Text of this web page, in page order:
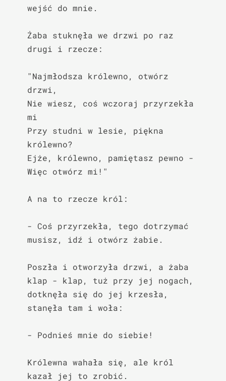
wejść do mnie.
Żaba stuknęła we drzwi po raz
drugi i rzecze:
"Najmłodsza królewno, otwórz
drzwi,
Nie wiesz, coś wczoraj przyrzekła
mi
Przy studni w lesie, piękna
królewno?
Ejże, królewno, pamiętasz pewno -
Więc otwórz mi!"
A na to rzecze król:
- Coś przyrzekła, tego dotrzymać
musisz, idź i otwórz żabie.
Poszła i otworzyła drzwi, a żaba
klap - klap, tuż przy jej nogach,
dotknęła się do jej krzesła,
stanęła tam i woła:
- Podnieś mnie do siebie!
Królewna wahała się, ale król
kazał jej to zrobić.